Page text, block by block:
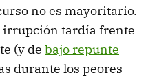
no es mayoritario.
irrupción tardía frente
(y de bajo repunte
durante los peores